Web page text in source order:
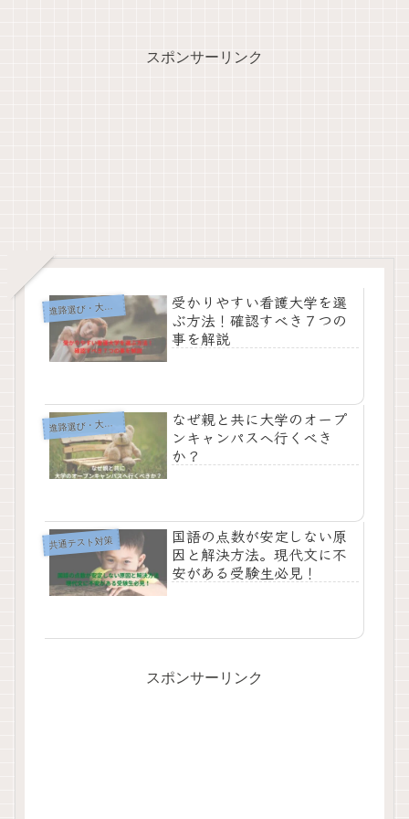
スポンサーリンク
進
路選び・大学情報
受かりやすい看護大学を選
ぶ方法！確認すべき７つの
事を解説
進
路選び・大学情報
なぜ親と共に大学のオープ
ンキャンパスへ行くべき
か？
共通テスト対策
国語の点数が安定しない原
因と解決方法。現代文に不
安がある受験生必見！
スポンサーリンク